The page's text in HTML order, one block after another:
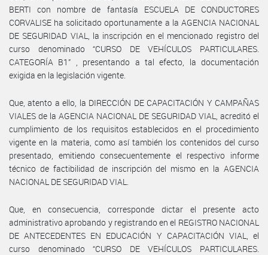
BERTI con nombre de fantasía ESCUELA DE CONDUCTORES
CORVALISE ha solicitado oportunamente a la AGENCIA NACIONAL
DE SEGURIDAD VIAL, la inscripción en el mencionado registro del
curso denominado “CURSO DE VEHÍCULOS PARTICULARES.
CATEGORÍA B1” , presentando a tal efecto, la documentación
exigida en la legislación vigente.
Que, atento a ello, la DIRECCIÓN DE CAPACITACIÓN Y CAMPAÑAS
VIALES de la AGENCIA NACIONAL DE SEGURIDAD VIAL, acreditó el
cumplimiento de los requisitos establecidos en el procedimiento
vigente en la materia, como así también los contenidos del curso
presentado, emitiendo consecuentemente el respectivo informe
técnico de factibilidad de inscripción del mismo en la AGENCIA
NACIONAL DE SEGURIDAD VIAL.
Que, en consecuencia, corresponde dictar el presente acto
administrativo aprobando y registrando en el REGISTRO NACIONAL
DE ANTECEDENTES EN EDUCACIÓN Y CAPACITACIÓN VIAL, el
curso denominado “CURSO DE VEHÍCULOS PARTICULARES.